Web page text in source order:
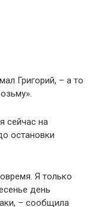
Григорий, – а то
сейчас на
остановки
Я только
день
– сообщила